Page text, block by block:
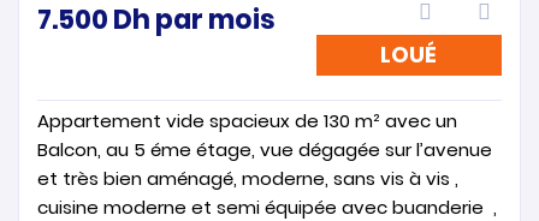
Terrains Location de Vacances Contact
7.500Dhpar mois
LOUÉ
Appartement vide spacieux de 130 m² avec un
Balcon, au 5 éme étage, vue dégagée sur l’avenue
et très bien aménagé, moderne, sans vis à vis ,
cuisine moderne et semi équipée avec buanderie ,